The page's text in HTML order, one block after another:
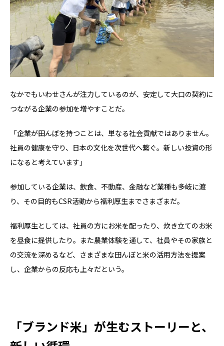
なかでもいわせさんが注力しているのが、安定して大口の契約に
つながる企業の参加を増やすことだ。
「企業が田んぼを持つことは、単なる社会貢献ではありません。
社員の健康を守り、日本の文化を次世代へ繋ぐ。新しい投資の形
になると考えています」
参加している企業は、飲食、不動産、金融など業種も多岐に渡
り、その目的もCSR活動から福利厚生までさまざまだ。
福利厚生としては、社員の方にお米を配ったり、炊き立てのお米
を昼食に提供したり。また農業体験を通して、社員やその家族と
の交流を深めるなど、さまざまな田んぼと米の活用方法を提案
し、企業からの反応も上々だという。
「ブランド米」が生むストーリーと、